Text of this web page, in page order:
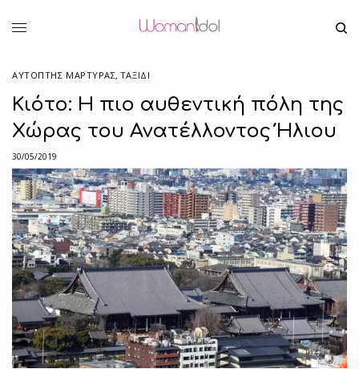
ΑΥΤΌΠΤΗΣ ΜΆΡΤΥΡΑΣ, ΤΑΞΙΔΙ
Κιότο: Η πιο αυθεντική πόλη της
Χώρας του Ανατέλλοντος Ήλιου
30/05/2019